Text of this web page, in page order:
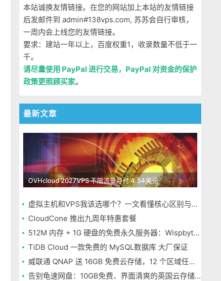
本站诚换友情链接。在您的网站加上本站的友情链接
后发邮件到 admin#138vps.com, 苏苏会自行审核，
一周内会上线您的友情链接。
要求：建站一年以上，百度权重1，收录数量不低于一
千。
请尽量使用 PayPal 进行交易，PayPal 对资金的保护
政策更照顾买家。
最新文章
OVHcloud 2027VPS 不限流量月付 4.54美元
虚拟主机和VPS我该选哪个？一文看懂核心区别与选择指南
CloudCone 推出九周年特惠套餐
512M 内存 + 1G 硬盘的免费永久服务器：Wispbyte 上手
TiDB Cloud 一款免费的 MySQL数据库 大厂保证
威联通 QNAP 送 16GB 免费云存储，12 个区域任选，邮箱注册即可
告别龟速网盘：10GB免费、界面清爽的英国云存储Icedrive体验